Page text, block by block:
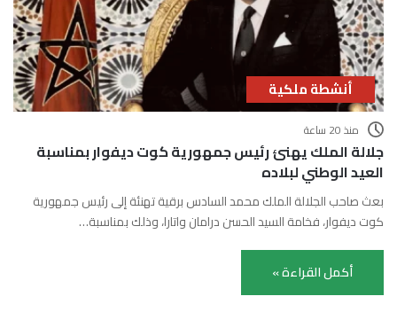
أنشطة ملكية
منذ 20 ساعة
جلالة الملك يهنئ رئيس جمهورية كوت ديفوار بمناسبة
العيد الوطني لبلاده
بعث صاحب الجلالة الملك محمد السادس برقية تهنئة إلى رئيس جمهورية
كوت ديفوار، فخامة السيد الحسن درامان واتارا، وذلك بمناسبة…
أكمل القراءة »